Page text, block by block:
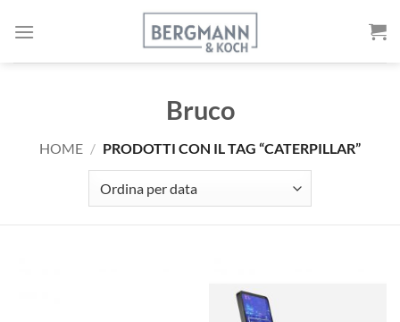
Bruco
HOME / PRODOTTI CON IL TAG “CATERPILLAR”